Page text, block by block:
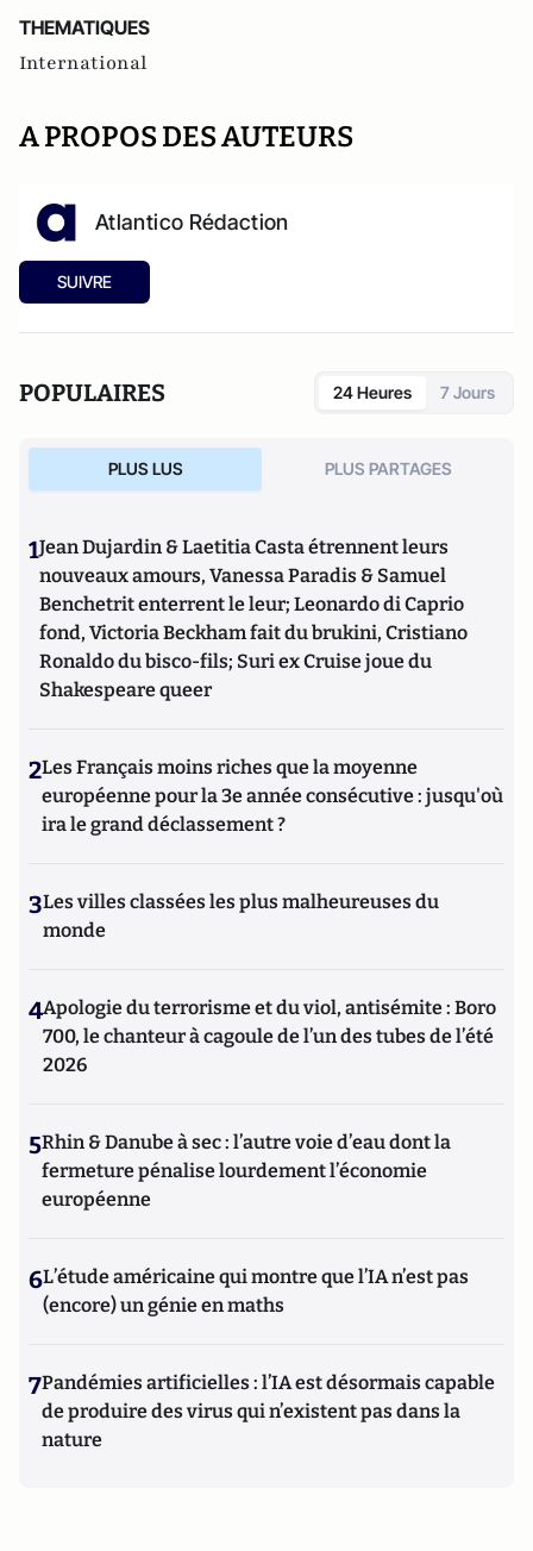
THEMATIQUES
International
A PROPOS DES AUTEURS
Atlantico Rédaction
SUIVRE
POPULAIRES 24 Heures 7 Jours
PLUS LUS PLUS PARTAGES
1Jean Dujardin & Laetitia Casta étrennent leurs
nouveaux amours, Vanessa Paradis & Samuel
Benchetrit enterrent le leur; Leonardo di Caprio
fond, Victoria Beckham fait du brukini, Cristiano
Ronaldo du bisco-fils; Suri ex Cruise joue du
Shakespeare queer
2Les Français moins riches que la moyenne
européenne pour la 3e année consécutive : jusqu'où
ira le grand déclassement ?
3Les villes classées les plus malheureuses du
monde
4Apologie du terrorisme et du viol, antisémite : Boro
700, le chanteur à cagoule de l’un des tubes de l’été
2026
5Rhin & Danube à sec : l’autre voie d’eau dont la
fermeture pénalise lourdement l’économie
européenne
6L’étude américaine qui montre que l’IA n’est pas
(encore) un génie en maths
7Pandémies artificielles : l’IA est désormais capable
de produire des virus qui n’existent pas dans la
nature